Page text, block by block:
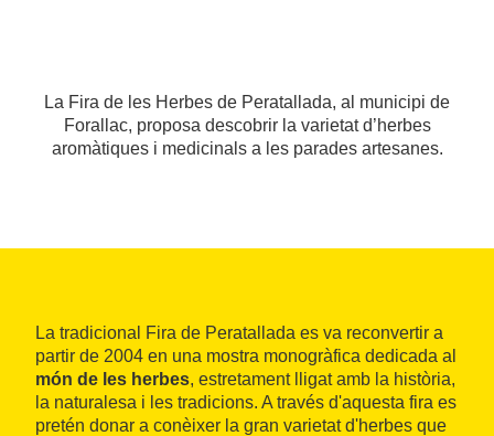
La Fira de les Herbes de Peratallada, al municipi de
Forallac, proposa descobrir la varietat d’herbes
aromàtiques i medicinals a les parades artesanes.
La tradicional Fira de Peratallada es va reconvertir a
partir de 2004 en una mostra monogràfica dedicada al
món de les herbes, estretament lligat amb la història,
la naturalesa i les tradicions. A través d'aquesta fira es
pretén donar a conèixer la gran varietat d'herbes que